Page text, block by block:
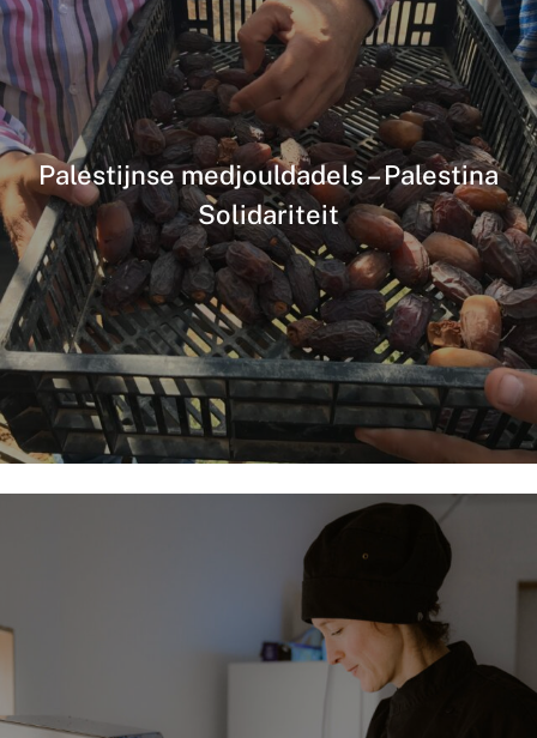
Palestijnse medjouldadels – Palestina
Solidariteit